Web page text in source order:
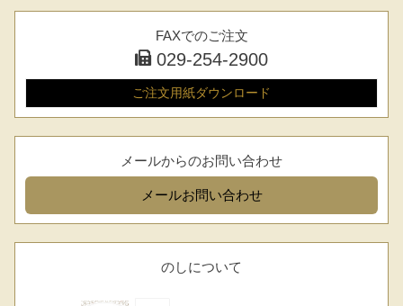
FAXでのご注文
029-254-2900
ご注文用紙ダウンロード
メールからのお問い合わせ
メールお問い合わせ
のしについて